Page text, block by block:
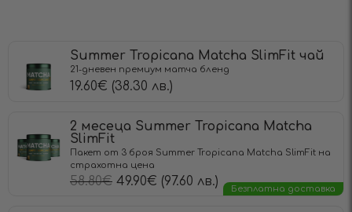
Summer Tropicana Matcha SlimFit чай
21-дневен премиум матча бленд
19.60€ (38.30 лв.)
2 месеца Summer Tropicana Matcha
SlimFit
Пакет от 3 броя Summer Tropicana Matcha SlimFit на
страхотна цена
58.80€ 49.90€ (97.60 лв.)
Безплатна доставка